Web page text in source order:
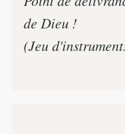
de Dieu !
(Jeu